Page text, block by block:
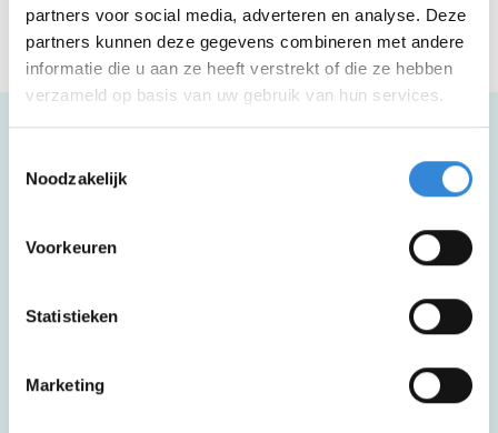
partners voor social media, adverteren en analyse. Deze
partners kunnen deze gegevens combineren met andere
informatie die u aan ze heeft verstrekt of die ze hebben
verzameld op basis van uw gebruik van hun services.
Noodzakelijk
Voorkeuren
Statistieken
Marketing
Meer informatie
Deze activiteit is inclusief lunch en een